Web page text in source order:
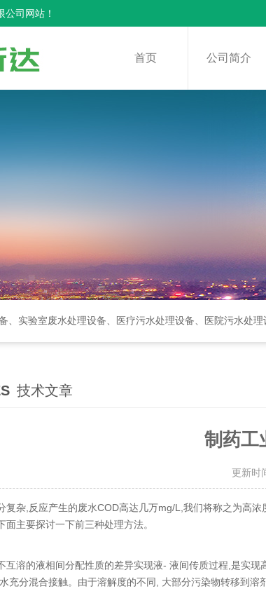
司网站！
首页 公司简介
室废水处理设备、医疗污水处理设备、医院污水处理设备、口腔门诊污水处
技术文章
制药工
更新时
复杂,反应产生的废水COD高达几万mg/L,我们将称之为高
主要探讨一下前三种处理方法。
互溶的液相间分配性质的差异实现液- 液间传质过程,是实
充分混合接触。由于溶解度的不同, 大部分污染物转移到